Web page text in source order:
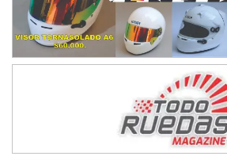
Rufino (Santa Fe)
TUCUMANO - F5
Juan Navarro (Asfalto)
COBERTURA ESPECIAL DE E-KART.COM.AR